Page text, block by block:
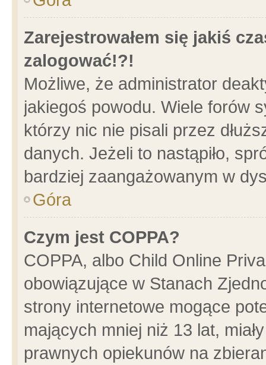
Zarejestrowałem się jakiś
zalogować!?!
Możliwe, że administrator
jakiegoś powodu. Wiele forów
którzy nic nie pisali przez
danych. Jeżeli to nastąpiło,
bardziej zaangażowanym w
Góra
Czym jest COPPA?
COPPA, albo Child Online
obowiązujące w Stanach
strony internetowe mogące
mających mniej niż 13 lat,
prawnych opiekunów na